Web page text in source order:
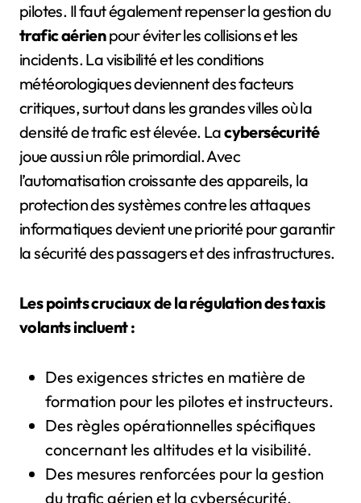
pilotes. Il faut également repenser la gestion du
trafic aérienpour éviter les collisions et les
incidents. La visibilité et les conditions
météorologiques deviennent des facteurs
critiques, surtout dans les grandes villes où la
densité de trafic est élevée. Lacybersécurité
joue aussi un rôle primordial. Avec
l’automatisation croissante des appareils, la
protection des systèmes contre les attaques
informatiques devient une priorité pour garantir
la sécurité des passagers et des infrastructures.
Les points cruciaux de la régulation des taxis
volants incluent :
Des exigences strictes en matière de
formation pour les pilotes et instructeurs.
Des règles opérationnelles spécifiques
concernant les altitudes et la visibilité.
Des mesures renforcées pour la gestion
du trafic aérien et la cybersécurité.